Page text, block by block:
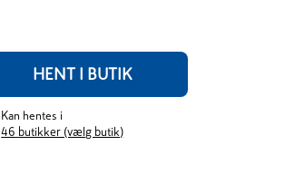
HENT I BUTIK
Kan hentes i
46 butikker (vælg butik)